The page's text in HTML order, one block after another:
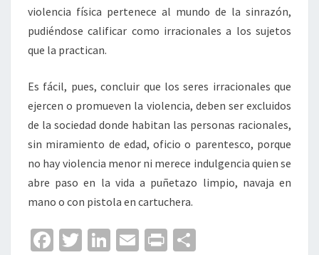
violencia física pertenece al mundo de la sinrazón,
pudiéndose calificar como irracionales a los sujetos
que la practican.
Es fácil, pues, concluir que los seres irracionales que
ejercen o promueven la violencia, deben ser excluidos
de la sociedad donde habitan las personas racionales,
sin miramiento de edad, oficio o parentesco, porque
no hay violencia menor ni merece indulgencia quien se
abre paso en la vida a puñetazo limpio, navaja en
mano o con pistola en cartuchera.
Fa T
Li
E
Pr